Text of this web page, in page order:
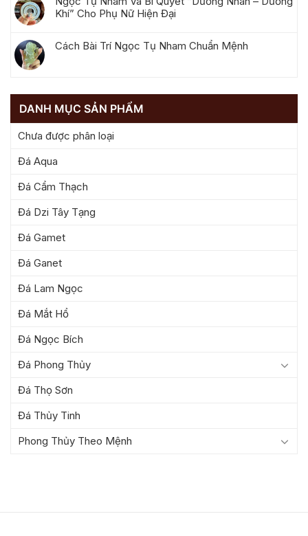
Khí” Cho Phụ Nữ Hiện Đại
Cách Bài Trí Ngọc Tụ Nham Chuẩn Mệnh
DANH MỤC SẢN PHẨM
Chưa được phân loại
Đá Aqua
Đá Cẩm Thạch
Đá Dzi Tây Tạng
Đá Gamet
Đá Ganet
Đá Lam Ngọc
Đá Mắt Hổ
Đá Ngọc Bích
Đá Phong Thủy
Đá Thọ Sơn
Đá Thủy Tinh
Phong Thủy Theo Mệnh